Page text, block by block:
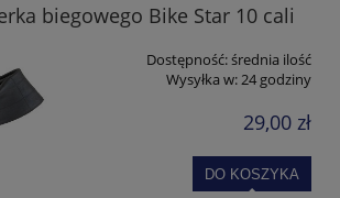
biegowego Bike Star 10 cali
Dostępność:średnia ilość
Wysyłka w:24 godziny
29,00 zł
DO KOSZYKA